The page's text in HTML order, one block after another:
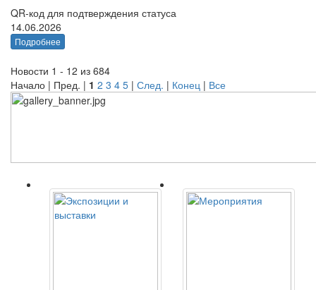
QR-код для подтверждения статуса
14.06.2026
Подробнее
Новости 1 - 12 из 684
Начало | Пред. | 1 2 3 4 5 | След. | Конец | Все